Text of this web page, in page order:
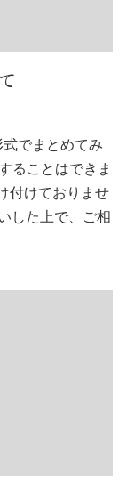
でまとめてみ
ることはできま
付けておりませ
した上で、ご相